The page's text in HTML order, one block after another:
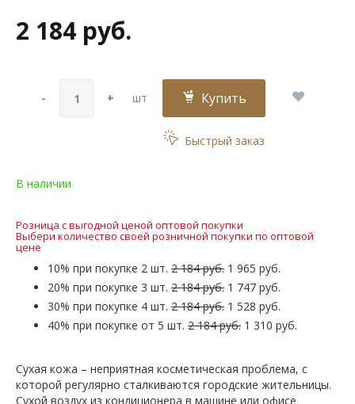
2 184 руб.
- + шт Купить
Быстрый заказ
В наличии
Розница с выгодной ценой оптовой покупки
Выбери количество своей розничной покупки по оптовой
цене
10% при покупке 2 шт. 2 184 руб. 1 965 руб.
20% при покупке 3 шт. 2 184 руб. 1 747 руб.
30% при покупке 4 шт. 2 184 руб. 1 528 руб.
40% при покупке от 5 шт. 2 184 руб. 1 310 руб.
Сухая кожа – неприятная косметическая проблема, с
которой регулярно сталкиваются городские жительницы.
Сухой воздух из кондиционера в машине или офисе